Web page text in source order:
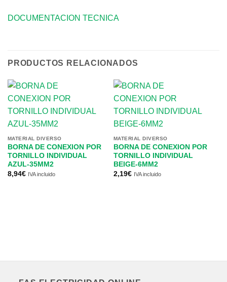
DOCUMENTACION TECNICA
PRODUCTOS RELACIONADOS
MATERIAL DIVERSO
BORNA DE CONEXION POR
TORNILLO INDIVIDUAL
AZUL-35MM2
8,94€ IVA incluido
MATERIAL DIVERSO
BORNA DE CONEXION POR
TORNILLO INDIVIDUAL
BEIGE-6MM2
2,19€ IVA incluido